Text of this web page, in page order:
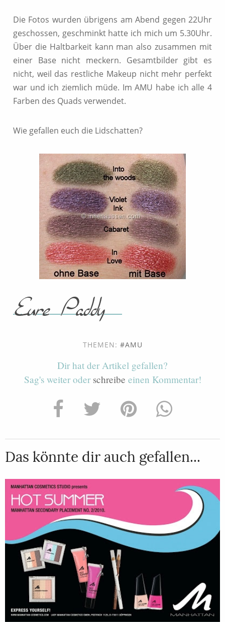
Die Fotos wurden übrigens am Abend gegen 22Uhr
geschossen, geschminkt hatte ich mich um 5.30Uhr.
Über die Haltbarkeit kann man also zusammen mit
einer Base nicht meckern. Gesamtbilder gibt es
nicht, weil das restliche Makeup nicht mehr perfekt
war und ich ziemlich müde. Im AMU habe ich alle 4
Farben des Quads verwendet.
Wie gefallen euch die Lidschatten?
THEMEN: AMU
Dir hat der Artikel gefallen?
Sag's weiter oder schreibe einen Kommentar!
Das könnte dir auch gefallen...